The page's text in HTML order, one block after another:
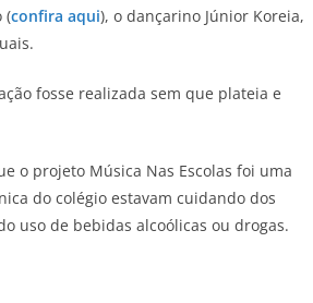
(confira aqui), o dançarino Júnior Koreia,
fosse realizada sem que plateia e
o projeto Música Nas Escolas foi uma
do colégio estavam cuidando dos
uso de bebidas alcoólicas ou drogas.